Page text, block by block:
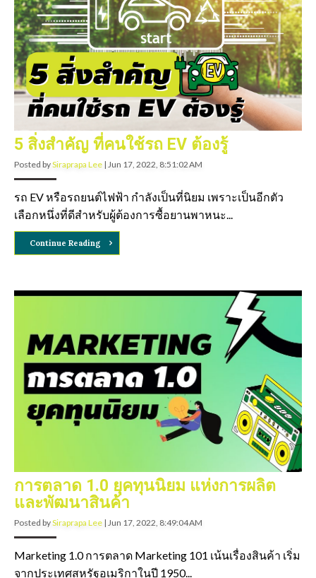
5 สิ่งสำคัญ ที่คนใช้รถ EV ต้องรู้
Posted bySiraprapa Lee | Jun 17, 2022, 8:51:02 AM
รถ EV หรือรถยนต์ไฟฟ้า กำลังเป็นที่นิยม เพราะเป็นอีกตัว
เลือกหนึ่งที่ดีสำหรับผู้ต้องการซื้อยานพาหนะ...
Continue Reading
การตลาด 1.0 ยุคทุนนิยม แห่งการผลิต
และพัฒนาสินค้า
Posted bySiraprapa Lee | Jun 17, 2022, 8:49:04 AM
Marketing 1.0 การตลาด Marketing 101 เน้นเรื่องสินค้า เริ่ม
จากประเทศสหรัฐอเมริกาในปี 1950...